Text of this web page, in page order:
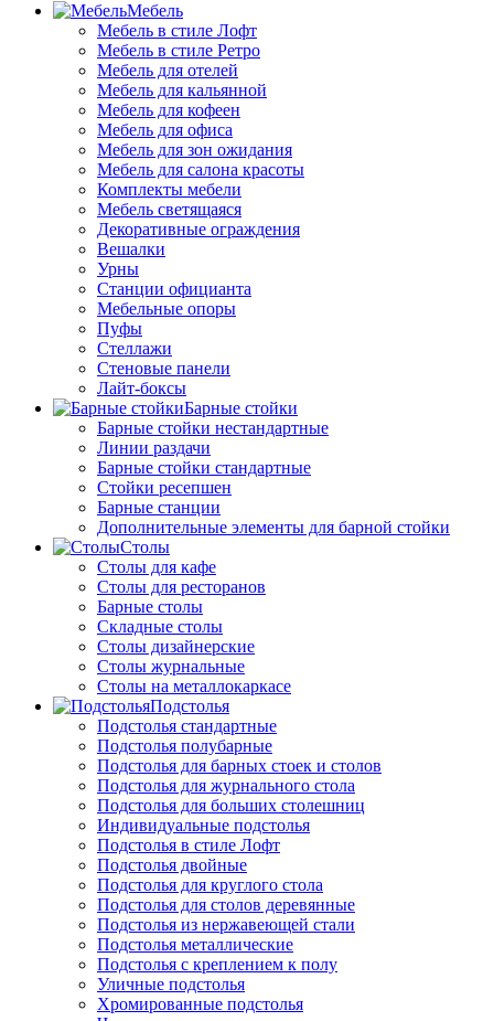
Мебель
Мебель в стиле Лофт
Мебель в стиле Ретро
Мебель для отелей
Мебель для кальянной
Мебель для кофеен
Мебель для офиса
Мебель для зон ожидания
Мебель для салона красоты
Комплекты мебели
Мебель светящаяся
Декоративные ограждения
Вешалки
Урны
Станции официанта
Мебельные опоры
Пуфы
Стеллажи
Стеновые панели
Лайт-боксы
Барные стойки
Барные стойки нестандартные
Линии раздачи
Барные стойки стандартные
Стойки ресепшен
Барные станции
Дополнительные элементы для барной стойки
Столы
Столы для кафе
Столы для ресторанов
Барные столы
Складные столы
Столы дизайнерские
Столы журнальные
Столы на металлокаркасе
Подстолья
Подстолья стандартные
Подстолья полубарные
Подстолья для барных стоек и столов
Подстолья для журнального стола
Подстолья для больших столешниц
Индивидуальные подстолья
Подстолья в стиле Лофт
Подстолья двойные
Подстолья для круглого стола
Подстолья для столов деревянные
Подстолья из нержавеющей стали
Подстолья металлические
Подстолья с креплением к полу
Уличные подстолья
Хромированные подстолья